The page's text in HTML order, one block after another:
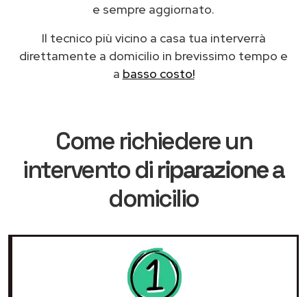
e sempre aggiornato.
Il tecnico più vicino a casa tua interverrà
direttamente a domicilio in brevissimo tempo e
a basso costo!
Come richiedere un
intervento diriparazionea
domicilio